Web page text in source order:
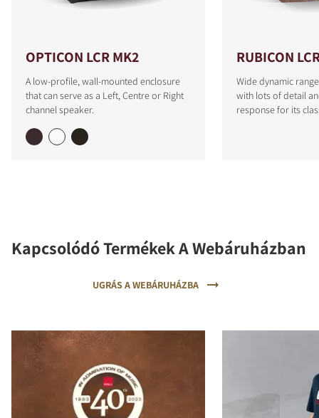
OPTICON LCR MK2
A low-profile, wall-mounted enclosure
that can serve as a Left, Centre or Right
channel speaker.
RUBICON
Wide dynamic
with lots of detail
response for its
Kapcsolódó Termékek A Webáruházban
UGRÁS A WEBÁRUHÁZBA